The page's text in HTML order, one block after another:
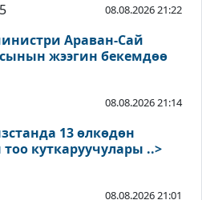
08.08.2026 21:22
Араван-Сай
жээгин бекемдөө
08.08.2026 21:14
13 өлкөдөн
келген тоо куткаруучулары ..>
08.08.2026 21:01